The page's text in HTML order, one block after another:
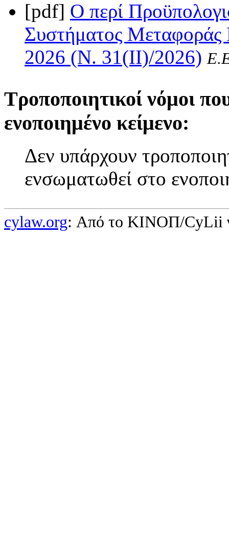
[pdf] Ο περί
Συστήματος
2026 (Ν. 31(II)/2026)
Τροποποιητικοί νόμοι
ενοποιημένο κείμενο:
Δεν υπάρχουν
ενσωματωθεί στο
cylaw.org: Από το ΚΙΝOΠ/CyLii